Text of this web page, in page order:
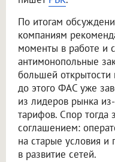
По итогам
компаниям
моменты в работе и
антимонопольные
большей открытости
до этого ФАС уже
из лидеров рынка
тарифов. Спор тогда
соглашением:
на старые условия
в развитие сетей.